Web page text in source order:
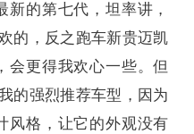
的第七代，坦率讲，
的，反之跑车新贵迈凯
会更得我欢心一些。但
的强烈推荐车型，因为
风格，让它的外观没有